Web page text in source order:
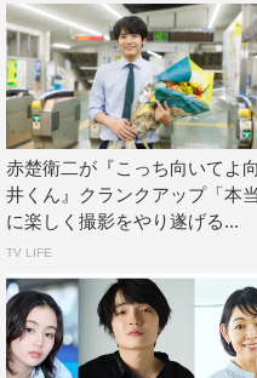
赤楚衛二が『こっち向いてよ向
井くん』クランクアップ「本当
に楽しく撮影をやり遂げる...
TV LIFE